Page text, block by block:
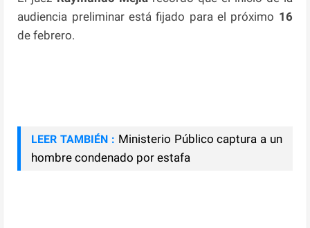
audiencia preliminar está fijado para el próximo 16
de febrero.
LEER TAMBIÉN : Ministerio Público captura a un
hombre condenado por estafa